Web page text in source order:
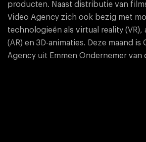
producten. Naast distributie van
Video Agency zich ook bezig met
technologieën als virtual reality (VR),
(AR) en 3D-animaties. Deze maand is
Agency uit Emmen Ondernemer van